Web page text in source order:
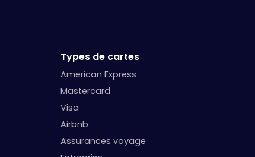
Types de cartes
American Express
Mastercard
Visa
Airbnb
Assurances voyage